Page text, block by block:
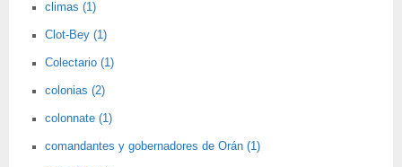
climas (1)
Clot-Bey (1)
Colectario (1)
colonias (2)
colonnate (1)
comandantes y gobernadores de Orán (1)